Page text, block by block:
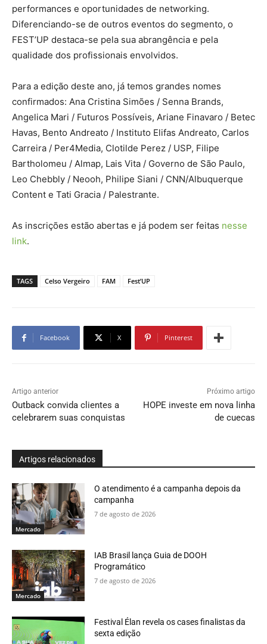
performances e oportunidades de networking.
Diferenciando-se de outros eventos do segmento, o
FEST’UP destaca-se pela sua abrangência e pela
qualidade dos profissionais envolvidos.
Para a edição deste ano, já temos grandes nomes
confirmados: Ana Cristina Simões / Senna Brands,
Angelica Mari / Futuros Possíveis, Ariane Finavaro / Betec
Havas, Bento Andreato / Instituto Elifas Andreato, Carlos
Carreira / Per4Media, Clotilde Perez / USP, Filipe
Bartholomeu / Almap, Lais Vita / Governo de São Paulo,
Leo Chebbly / Neooh, Philipe Siani / CNN/Albuquerque
Content e Tati Gracia / Palestrante.
As inscrições estão abertas e já podem ser feitas nesse
link.
TAGS Celso Vergeiro FAM Fest’UP
Facebook X Pinterest
Artigo anterior
Outback convida clientes a
celebrarem suas conquistas
Próximo artigo
HOPE investe em nova linha
de cuecas
Artigos relacionados
Mercado
O atendimento é a campanha depois da
campanha
7 de agosto de 2026
Mercado
IAB Brasil lança Guia de DOOH
Programático
7 de agosto de 2026
Festival Élan revela os cases finalistas da
sexta edição